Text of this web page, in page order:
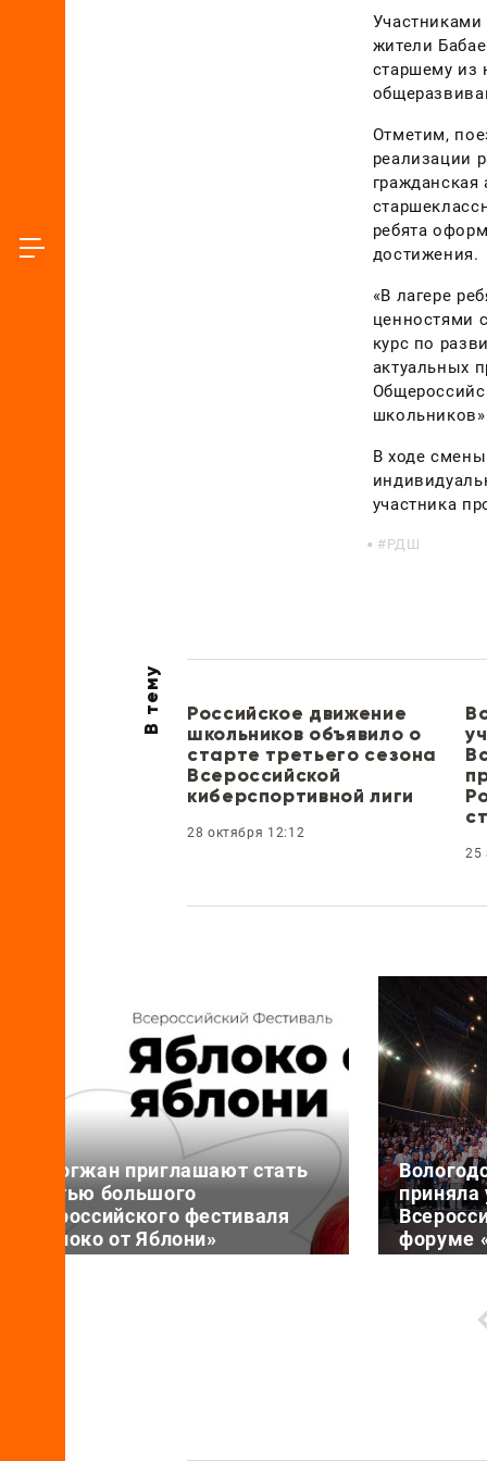
жители
старшему из
Отметим,
реализации
ребята
достижения.
«В лагере
ценностями
курс по
актуальных
В ходе
участника
РДШ
В тему
Российское движение
школьников объявило о
старте третьего сезона
Всероссийской
киберспортивной лиги
28 октября 12:12
25
Вологжан приглашают стать
частью большого
Всероссийского фестиваля
«Яблоко от Яблони»
приняла
форуме